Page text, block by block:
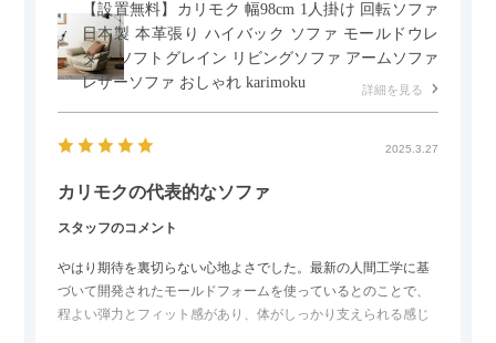
【設置無料】カリモク 幅98cm 1人掛け 回転ソファ
日本製 本革張り ハイバック ソファ モールドウレ
タン ソフトグレイン リビングソファ アームソファ
レザーソファ おしゃれ karimoku
詳細を見る
2025.3.27
カリモクの代表的なソファ
スタッフのコメント
やはり期待を裏切らない心地よさでした。最新の人間工学に基
づいて開発されたモールドフォームを使っているとのことで、
程よい弾力とフィット感があり、体がしっかり支えられる感じ